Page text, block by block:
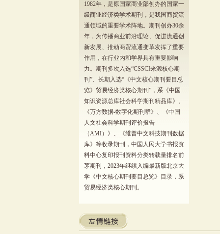
1982年，是原国家商业部创办的国家一
级商业经济类学术期刊，是我国商贸流
通领域的重要学术阵地。期刊创办30余
年，为传播商业前沿理论、促进流通创
新发展、推动商贸流通变革发挥了重要
作用，在行业内和学界具有重要影响
力。期刊多次入选“CSSCI来源核心期
刊”、长期入选“《中文核心期刊要目总
览》贸易经济类核心期刊”，系《中国
知识资源总库社会科学期刊精品库》、
《万方数据-数字化期刊群》、《中国
人文社会科学期刊评价报告
（AMI）》、《维普中文科技期刊数据
库》等收录期刊，中国人民大学书报资
料中心复印报刊资料分类转载量排名前
茅期刊，2023年继续入编最新版北京大
学《中文核心期刊要目总览》目录，系
贸易经济类核心期刊。